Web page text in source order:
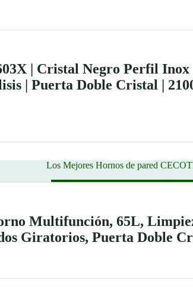
| Cristal Negro Perfil Inox
| Puerta Doble Cristal |
Los Mejores Hornos de pared
Multifunción, 65L,
Giratorios, Puerta Doble